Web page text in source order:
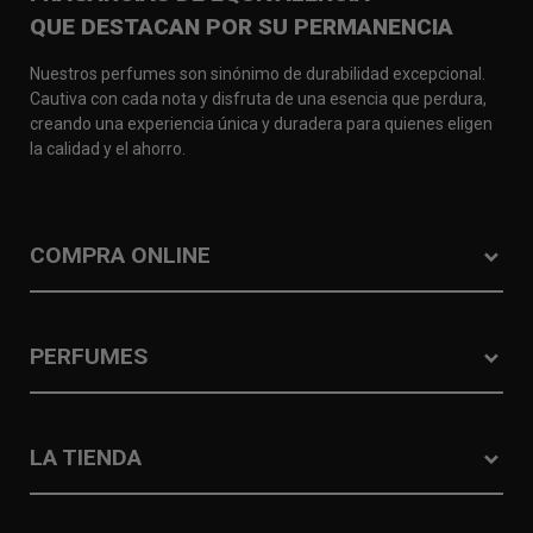
QUE DESTACAN POR SU PERMANENCIA
Nuestros perfumes son sinónimo de durabilidad excepcional.
Cautiva con cada nota y disfruta de una esencia que perdura,
creando una experiencia única y duradera para quienes eligen
la calidad y el ahorro.
COMPRA ONLINE
PERFUMES
LA TIENDA